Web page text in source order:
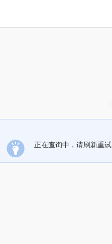
正在查询中，请刷新重试